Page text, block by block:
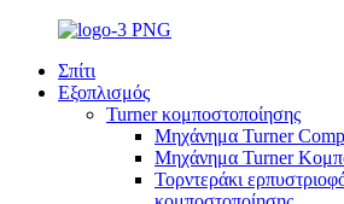
Σπίτι
Εξοπλισμός
Turner κομποστοποίησης
Μηχάνημα Turner
Μηχάνημα Turner
Τορντεράκι